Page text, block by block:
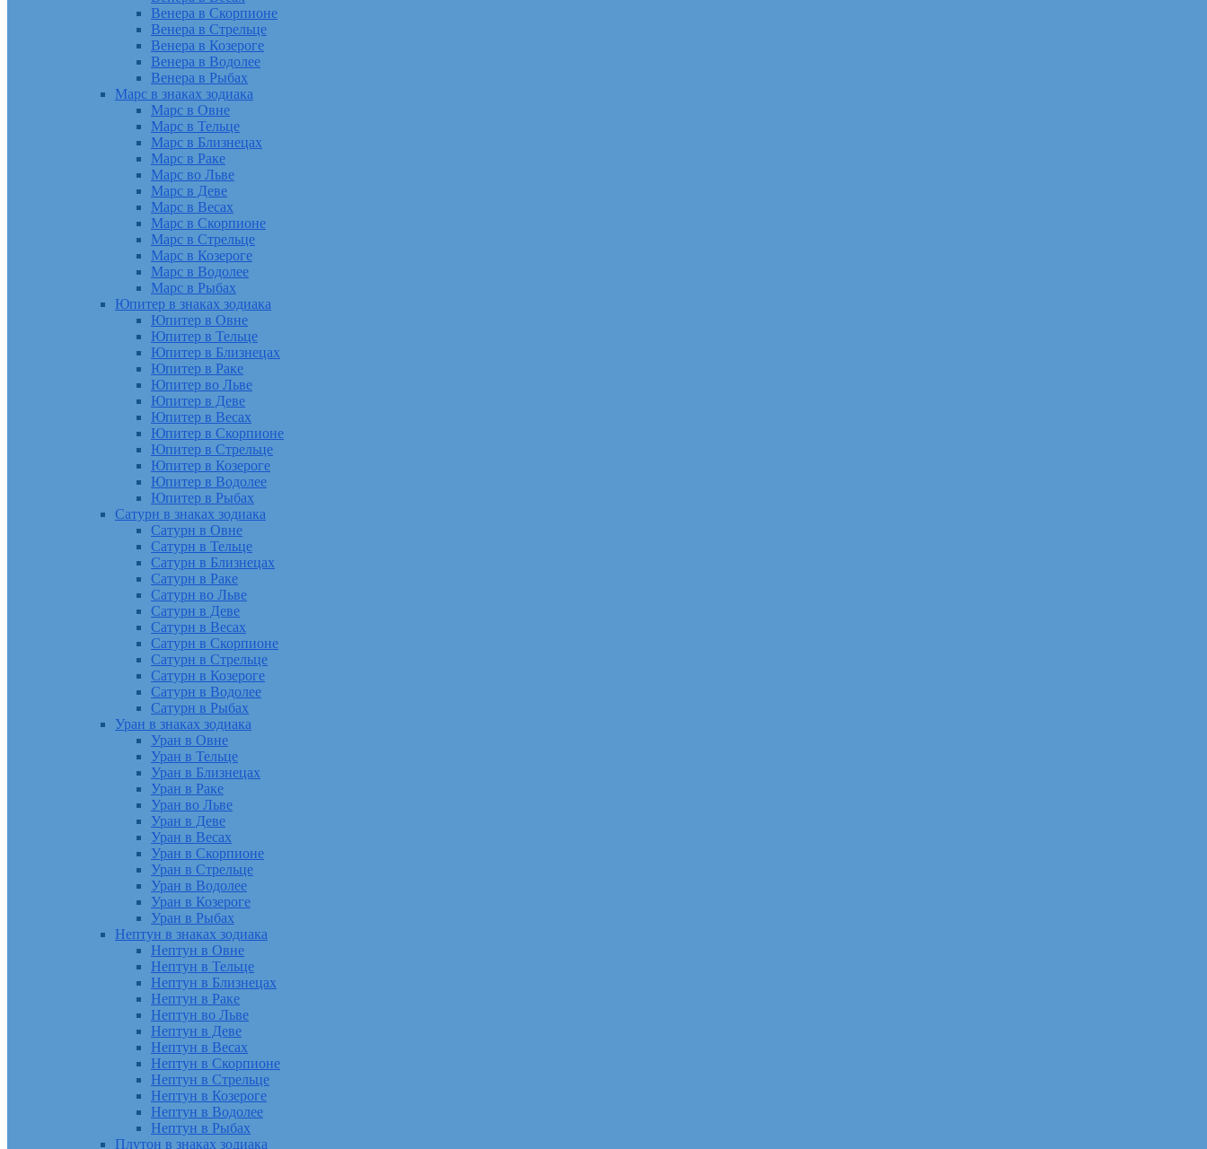
Венера в Скорпионе
Венера в Стрельце
Венера в Козероге
Венера в Водолее
Венера в Рыбах
Марс в знаках зодиака
Марс в Овне
Марс в Тельце
Марс в Близнецах
Марс в Раке
Марс во Льве
Марс в Деве
Марс в Весах
Марс в Скорпионе
Марс в Стрельце
Марс в Козероге
Марс в Водолее
Марс в Рыбах
Юпитер в знаках зодиака
Юпитер в Овне
Юпитер в Тельце
Юпитер в Близнецах
Юпитер в Раке
Юпитер во Льве
Юпитер в Деве
Юпитер в Весах
Юпитер в Скорпионе
Юпитер в Стрельце
Юпитер в Козероге
Юпитер в Водолее
Юпитер в Рыбах
Сатурн в знаках зодиака
Сатурн в Овне
Сатурн в Тельце
Сатурн в Близнецах
Сатурн в Раке
Сатурн во Льве
Сатурн в Деве
Сатурн в Весах
Сатурн в Скорпионе
Сатурн в Стрельце
Сатурн в Козероге
Сатурн в Водолее
Сатурн в Рыбах
Уран в знаках зодиака
Уран в Овне
Уран в Тельце
Уран в Близнецах
Уран в Раке
Уран во Льве
Уран в Деве
Уран в Весах
Уран в Скорпионе
Уран в Стрельце
Уран в Водолее
Уран в Козероге
Уран в Рыбах
Нептун в знаках зодиака
Нептун в Овне
Нептун в Тельце
Нептун в Близнецах
Нептун в Раке
Нептун во Льве
Нептун в Деве
Нептун в Весах
Нептун в Скорпионе
Нептун в Стрельце
Нептун в Козероге
Нептун в Водолее
Нептун в Рыбах
Плутон в знаках зодиака